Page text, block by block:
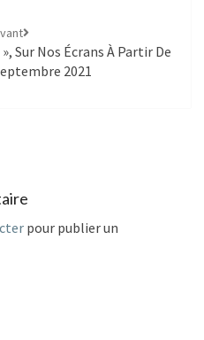
», Sur Nos Écrans À Partir De
2021
pour publier un